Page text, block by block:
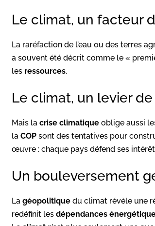
Le climat, un facteur
La raréfaction de l’eau ou des terres
a souvent été décrit comme le «
les ressources.
Le climat, un levier
Mais la crise climatique oblige aussi
la COP sont des tentatives pour
œuvre : chaque pays défend ses
Un bouleversement
La géopolitique du climat révèle une
redéfinit les dépendances